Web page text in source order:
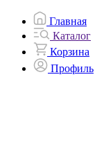
Главная
Каталог
Корзина
Профиль